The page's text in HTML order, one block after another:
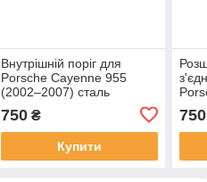
Внутрішній поріг для
Porsche Cayenne 955
(2002–2007) сталь
750₴
Купити
750